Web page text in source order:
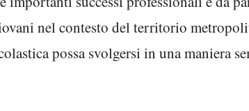
nel contesto del territorio
possa svolgersi in una maniera